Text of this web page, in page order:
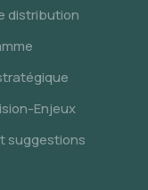
distribution
Enjeux
suggestions